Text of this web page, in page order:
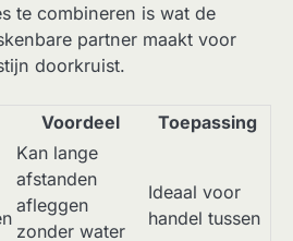
te combineren is wat de
partner maakt voor
doorkruist.
Voordeel Toepassing
Kan lange
afstanden
afleggen
zonder water
Ideaal voor
handel tussen